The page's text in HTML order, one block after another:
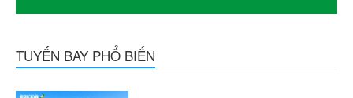
TUYẾN BAY PHỔ BIẾN